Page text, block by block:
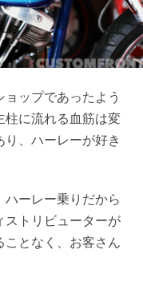
ップであったよう
柱に流れる血筋は変
、ハーレーが好き
ーレー乗りだから
ストリビューターが
ことなく、お客さん